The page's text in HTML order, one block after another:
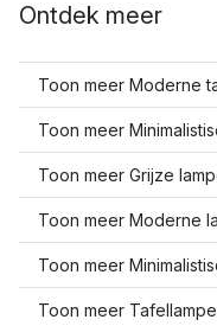
Ontdek meer
Toon meer Moderne
Toon meer
Toon meer Grijze
Toon meer Moderne
Toon meer
Toon meer